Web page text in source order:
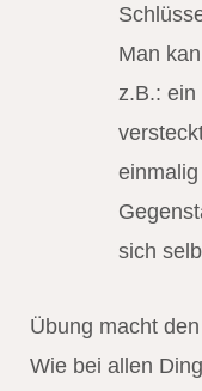
Man
z.B.: ein
sich
Übung macht
Wie bei allen